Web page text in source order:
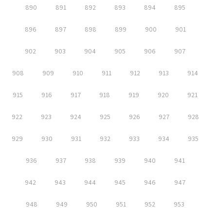
890 891 892 893 894 895
896 897 898 899 900 901
902 903 904 905 906 907
908 909 910 911 912 913 914
915 916 917 918 919 920 921
922 923 924 925 926 927 928
929 930 931 932 933 934 935
936 937 938 939 940 941
942 943 944 945 946 947
948 949 950 951 952 953